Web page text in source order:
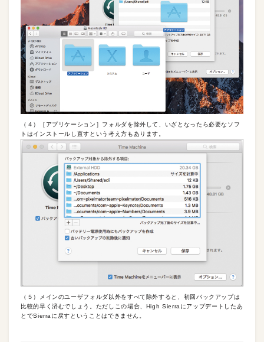
（４）［アプリケーション］フォルダを除外して、いざとなったら必要なソフ
トはインストールし直すという考え方もあります。
（５）メインのユーザフォルダ以外をすべて除外すると、初回バックアップは
比較的早く済むでしょう。ただしこの場合、High Sierraにアップデートしたあ
とでSierraに戻すということはできません。